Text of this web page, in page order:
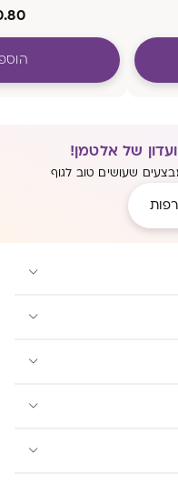
של אלטמן!
שעושים טוב לגוף